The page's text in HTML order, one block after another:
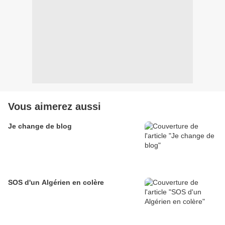
Vous aimerez aussi
Je change de blog
SOS d'un Algérien en colère